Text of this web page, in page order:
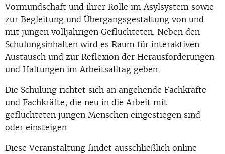
Vormundschaft und ihrer Rolle im Asylsystem sowie
zur Begleitung und Übergangsgestaltung von und
mit jungen volljährigen Geflüchteten. Neben den
Schulungsinhalten wird es Raum für interaktiven
Austausch und zur Reflexion der Herausforderungen
und Haltungen im Arbeitsalltag geben.
Die Schulung richtet sich an angehende Fachkräfte
und Fachkräfte, die neu in die Arbeit mit
geflüchteten jungen Menschen eingestiegen sind
oder einsteigen.
Diese Veranstaltung findet ausschließlich online